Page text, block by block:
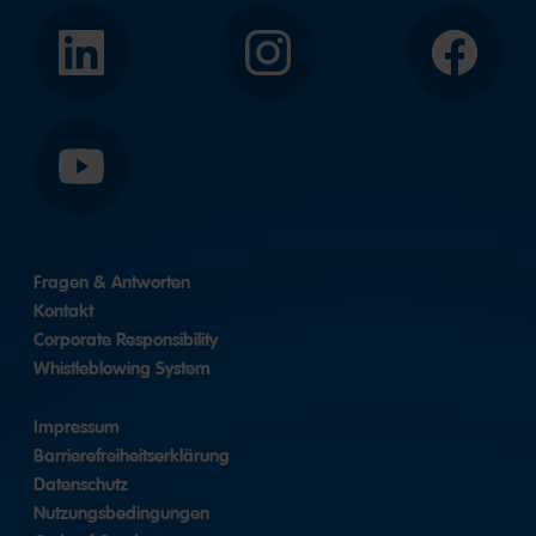
LinkedIn Instagram Facebook
YouTube
Fragen & Antworten
Kontakt
Corporate Responsibility
Whistleblowing System
Impressum
Barrierefreiheitserklärung
Datenschutz
Nutzungsbedingungen